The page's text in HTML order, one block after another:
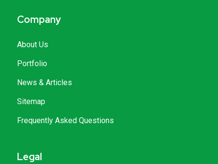
Company
About Us
Portfolio
News & Articles
Sitemap
Frequently Asked Questions
Legal